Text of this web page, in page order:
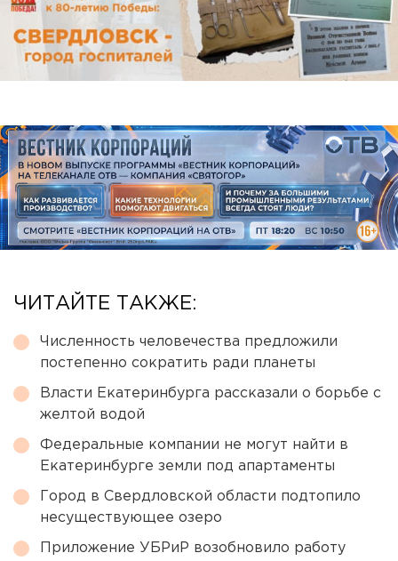
ЧИТАЙТЕ ТАКЖЕ:
Численность человечества предложили
постепенно сократить ради планеты
Власти Екатеринбурга рассказали о борьбе с
желтой водой
Федеральные компании не могут найти в
Екатеринбурге земли под апартаменты
Город в Свердловской области подтопило
несуществующее озеро
Приложение УБРиР возобновило работу